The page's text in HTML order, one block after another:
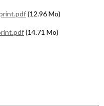
(12.96 Mo)
(14.71 Mo)